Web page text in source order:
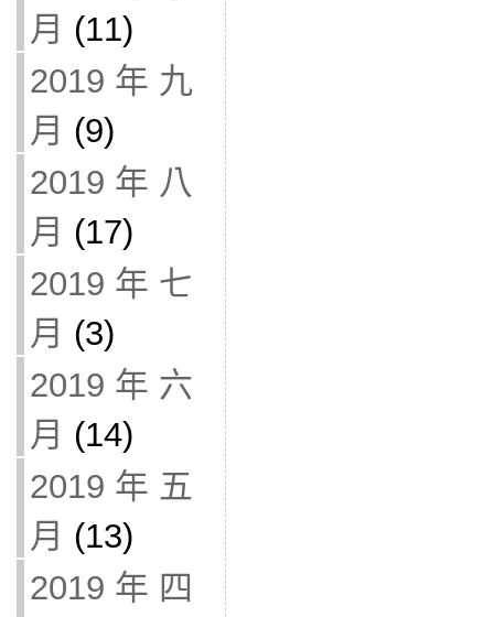
月 (11)
2019 年 九
月 (9)
2019 年 八
月 (17)
2019 年 七
月 (3)
2019 年 六
月 (14)
2019 年 五
月 (13)
2019 年 四